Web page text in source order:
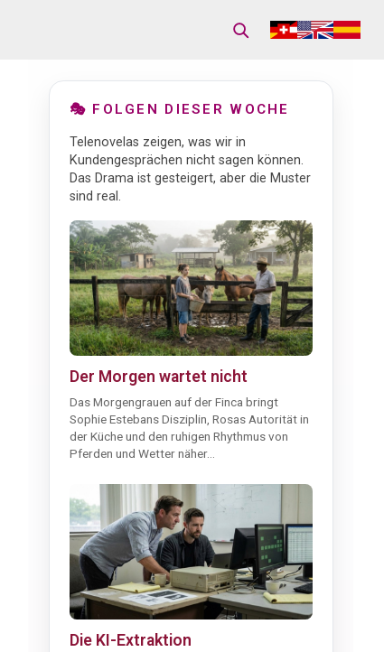
🎭 FOLGEN DIESER WOCHE
Telenovelas zeigen, was wir in
Kundengesprächen nicht sagen können.
Das Drama ist gesteigert, aber die Muster
sind real.
Der Morgen wartet nicht
Das Morgengrauen auf der Finca bringt
Sophie Estebans Disziplin, Rosas Autorität in
der Küche und den ruhigen Rhythmus von
Pferden und Wetter näher...
Die KI-Extraktion